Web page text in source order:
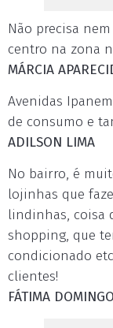
Não precisa
centro na zona
MÁRCIA
Avenidas
de consumo e
ADILSON LIMA
No bairro, é
lojinhas que
lindinhas, coisa
shopping, que
condicionado
clientes!
FÁTIMA